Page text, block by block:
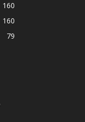
160
160
79